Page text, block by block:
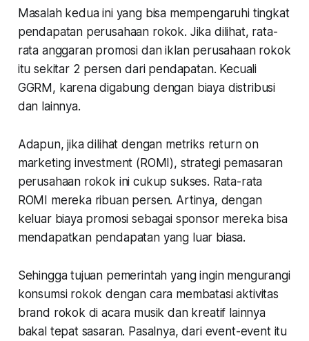
Masalah kedua ini yang bisa mempengaruhi tingkat
pendapatan perusahaan rokok. Jika dilihat, rata-
rata anggaran promosi dan iklan perusahaan rokok
itu sekitar 2 persen dari pendapatan. Kecuali
GGRM, karena digabung dengan biaya distribusi
dan lainnya.
Adapun, jika dilihat dengan metriks return on
marketing investment (ROMI), strategi pemasaran
perusahaan rokok ini cukup sukses. Rata-rata
ROMI mereka ribuan persen. Artinya, dengan
keluar biaya promosi sebagai sponsor mereka bisa
mendapatkan pendapatan yang luar biasa.
Sehingga tujuan pemerintah yang ingin mengurangi
konsumsi rokok dengan cara membatasi aktivitas
brand rokok di acara musik dan kreatif lainnya
bakal tepat sasaran. Pasalnya, dari event-event itu